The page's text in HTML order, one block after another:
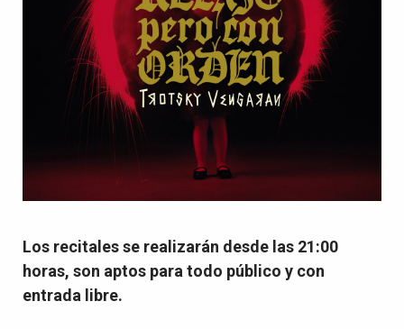
Los recitales se realizarán desde las 21:00
horas, son aptos para todo público y con
entrada libre.